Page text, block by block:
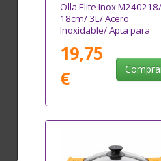
Olla Elite Inox M240218/
18cm/ 3L/ Acero
Inoxidable/ Apta para
19,75
€